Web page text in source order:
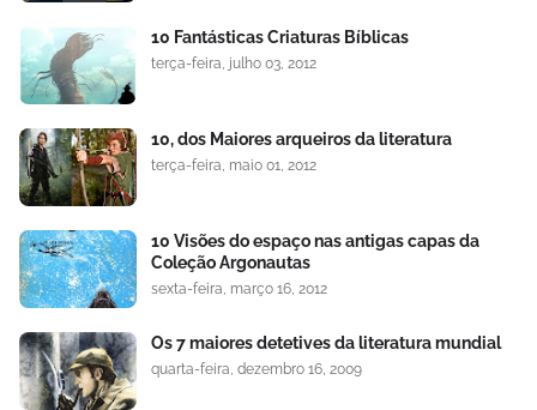
10 Fantásticas Criaturas Bíblicas
terça-feira, julho 03, 2012
10, dos Maiores arqueiros da literatura
terça-feira, maio 01, 2012
10 Visões do espaço nas antigas capas da
Coleção Argonautas
sexta-feira, março 16, 2012
Os 7 maiores detetives da literatura mundial
quarta-feira, dezembro 16, 2009